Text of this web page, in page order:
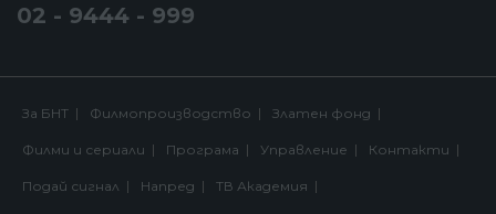
02 - 9444 - 999
За БНТ Филмопроизводство Златен фонд
Филми и сериали Програма Управление Контакти
Подай сигнал Напред ТВ Академия